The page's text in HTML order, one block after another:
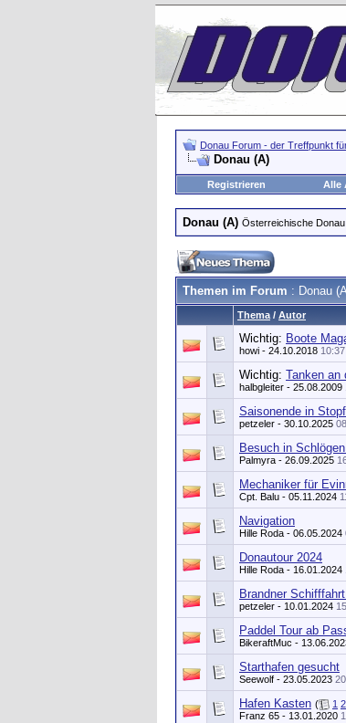
Donau Forum - der Treffpunkt
Donau (A)
Registrieren
Alle
Donau (A) Österreichische Donau
Themen im Forum : Donau
Thema / Autor
Wichtig: Boote
howi - 24.10.2018 10:37
Wichtig: Tanken an
halbgleiter - 25.08.2009
Saisonende in
petzeler - 30.10.2025
Besuch in
Palmyra - 26.09.2025
Mechaniker für
Cpt. Balu - 05.11.2024
Navigation
Hille Roda - 06.05.2024
Donautour 2024
Hille Roda - 16.01.2024
Brandner
petzeler - 10.01.2024
Paddel Tour ab
BikeraftMuc -
Starthafen gesucht
Seewolf - 23.05.2023
Hafen Kasten ( 1 2
Franz 65 - 13.01.2020